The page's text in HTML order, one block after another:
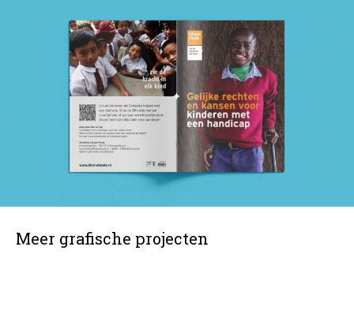
Meer grafische projecten